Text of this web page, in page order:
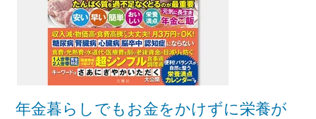
年金暮らしでもお金をかけずに栄養が